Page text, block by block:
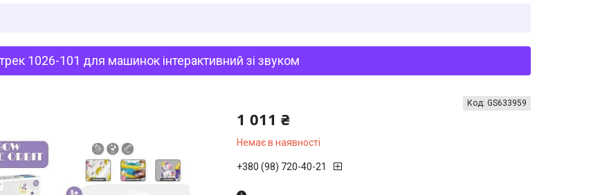
1026-101 для машинок інтерактивний зі звуком
1 011 ₴
Немає в наявності
Код: GS633959
+380 (98) 720-40-21